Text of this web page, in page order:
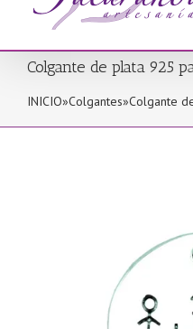
Colgante de plata 925
INICIO»Colgantes»Colgante